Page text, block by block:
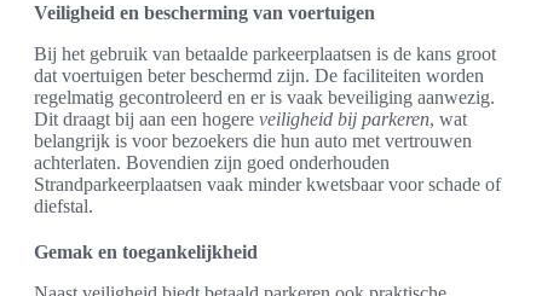
Veiligheid en bescherming van voertuigen
Bij het gebruik van betaalde parkeerplaatsen is de kans groot
dat voertuigen beter beschermd zijn. De faciliteiten worden
regelmatig gecontroleerd en er is vaak beveiliging aanwezig.
Dit draagt bij aan een hogere veiligheid bij parkeren, wat
belangrijk is voor bezoekers die hun auto met vertrouwen
achterlaten. Bovendien zijn goed onderhouden
Strandparkeerplaatsen vaak minder kwetsbaar voor schade of
diefstal.
Gemak en toegankelijkheid